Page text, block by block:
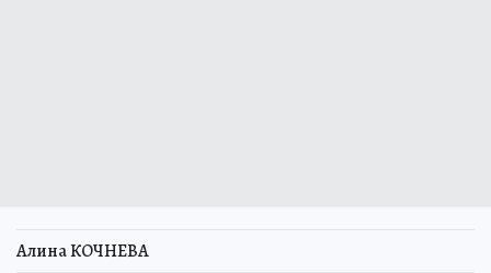
Алина КОЧНЕВА